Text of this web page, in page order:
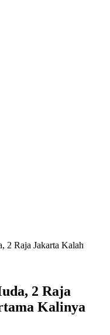
2 Raja Jakarta Kalah
2 Raja
Kalinya